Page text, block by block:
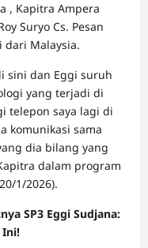
, Kapitra Ampera
Suryo Cs. Pesan
Malaysia.
sini dan Eggi suruh
yang terjadi di
telepon saya lagi di
komunikasi sama
dia bilang yang
dalam program
1/2026).
SP3 Eggi Sudjana:
Ini!